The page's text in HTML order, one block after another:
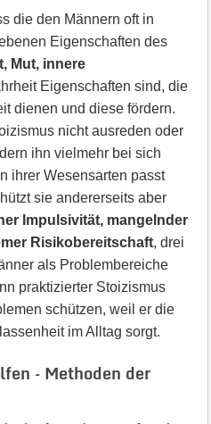
die den Männern oft in
Eigenschaften des
Mut, innere
Eigenschaften sind, die
dienen und diese fördern.
nicht ausreden oder
ihn vielmehr bei sich
ihrer Wesensarten passt
sie andererseits aber
Impulsivität, mangelnder
Risikobereitschaft, drei
als Problembereiche
praktizierter Stoizismus
schützen, weil er die
im Alltag sorgt.
– Methoden der